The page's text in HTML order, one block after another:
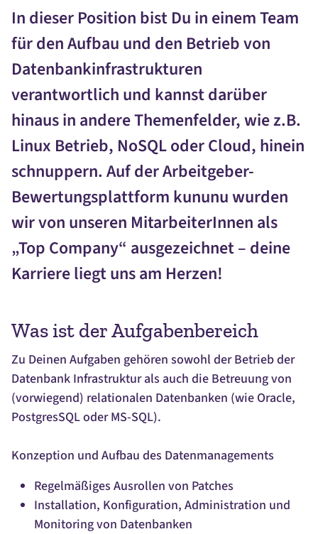
In dieser Position bist Du in einem Team
für den Aufbau und den Betrieb von
Datenbankinfrastrukturen
verantwortlich und kannst darüber
hinaus in andere Themenfelder, wie z.B.
Linux Betrieb, NoSQL oder Cloud, hinein
schnuppern. Auf der Arbeitgeber-
Bewertungsplattform kununu wurden
wir von unseren MitarbeiterInnen als
„Top Company“ ausgezeichnet – deine
Karriere liegt uns am Herzen!
Was ist der Aufgabenbereich
Zu Deinen Aufgaben gehören sowohl der Betrieb der
Datenbank Infrastruktur als auch die Betreuung von
(vorwiegend) relationalen Datenbanken (wie Oracle,
PostgresSQL oder MS-SQL).
Konzeption und Aufbau des Datenmanagements
Regelmäßiges Ausrollen von Patches
Installation, Konfiguration, Administration und
Monitoring von Datenbanken